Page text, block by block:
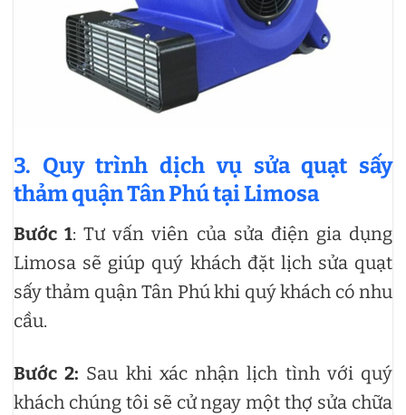
3. Quy trình dịch vụ sửa quạt sấy
thảm quận Tân Phú tại Limosa
Bước 1: Tư vấn viên của sửa điện gia dụng
Limosa sẽ giúp quý khách đặt lịch sửa quạt
sấy thảm quận Tân Phú khi quý khách có nhu
cầu.
Bước 2: Sau khi xác nhận lịch tình với quý
khách chúng tôi sẽ cử ngay một thợ sửa chữa